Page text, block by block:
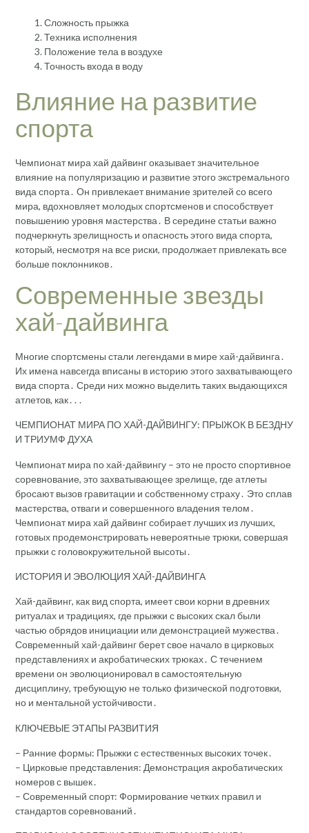
Сложность прыжка
Техника исполнения
Положение тела в воздухе
Точность входа в воду
Влияние на развитие
спорта
Чемпионат мира хай дайвинг оказывает значительное
влияние на популяризацию и развитие этого экстремального
вида спорта․ Он привлекает внимание зрителей со всего
мира, вдохновляет молодых спортсменов и способствует
повышению уровня мастерства․ В середине статьи важно
подчеркнуть зрелищность и опасность этого вида спорта,
который, несмотря на все риски, продолжает привлекать все
больше поклонников․
Современные звезды
хай-дайвинга
Многие спортсмены стали легендами в мире хай-дайвинга․
Их имена навсегда вписаны в историю этого захватывающего
вида спорта․ Среди них можно выделить таких выдающихся
атлетов, как․․․
ЧЕМПИОНАТ МИРА ПО ХАЙ-ДАЙВИНГУ: ПРЫЖОК В БЕЗДНУ
И ТРИУМФ ДУХА
Чемпионат мира по хай-дайвингу – это не просто спортивное
соревнование, это захватывающее зрелище, где атлеты
бросают вызов гравитации и собственному страху․ Это сплав
мастерства, отваги и совершенного владения телом․
Чемпионат мира хай дайвинг собирает лучших из лучших,
готовых продемонстрировать невероятные трюки, совершая
прыжки с головокружительной высоты․
ИСТОРИЯ И ЭВОЛЮЦИЯ ХАЙ-ДАЙВИНГА
Хай-дайвинг, как вид спорта, имеет свои корни в древних
ритуалах и традициях, где прыжки с высоких скал были
частью обрядов инициации или демонстрацией мужества․
Современный хай-дайвинг берет свое начало в цирковых
представлениях и акробатических трюках․ С течением
времени он эволюционировал в самостоятельную
дисциплину, требующую не только физической подготовки,
но и ментальной устойчивости․
КЛЮЧЕВЫЕ ЭТАПЫ РАЗВИТИЯ
– Ранние формы: Прыжки с естественных высоких точек․
– Цирковые представления: Демонстрация акробатических
номеров с вышек․
– Современный спорт: Формирование четких правил и
стандартов соревнований․